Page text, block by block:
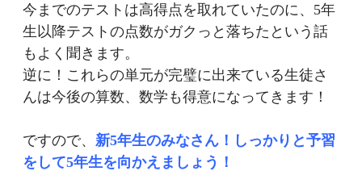
今までのテストは高得点を取れていたのに、5年
生以降テストの点数がガクっと落ちたという話
もよく聞きます。
逆に！これらの単元が完璧に出来ている生徒さ
んは今後の算数、数学も得意になってきます！
ですので、 新5年生のみなさん！しっかりと予習
をして5年生を向かえましょう！